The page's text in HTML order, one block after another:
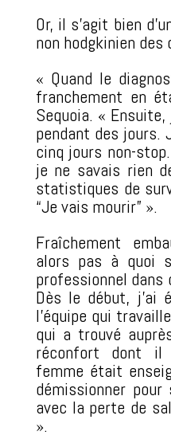
Or, il s’agit bien
non hodgkinien
« Quand le
franchement en
Sequoia. «
pendant des jours.
cinq jours non-
je ne savais rien
statistiques de
“Je vais mourir” ».
Fraîchement
alors pas à quoi
professionnel
Dès le début, j’ai
l’équipe qui
qui a trouvé
réconfort dont
femme était
démissionner pour
avec la perte de
».